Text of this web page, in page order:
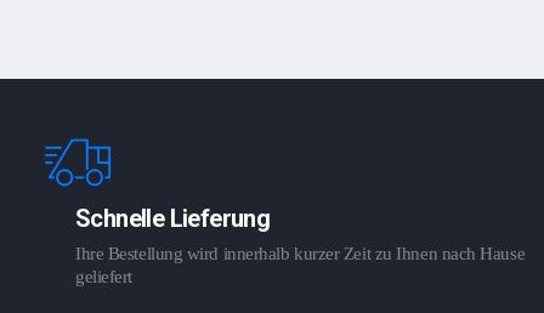
Schnelle Lieferung
Ihre Bestellung wird innerhalb kurzer Zeit zu Ihnen nach Hause
geliefert